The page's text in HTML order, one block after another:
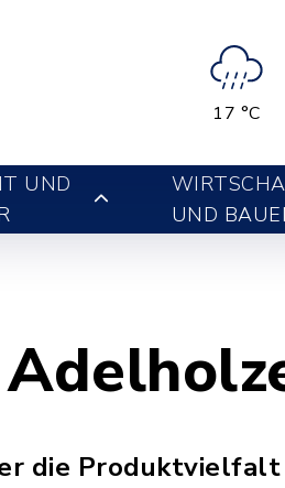
17 °C
UND
UND
die Produktvielfalt